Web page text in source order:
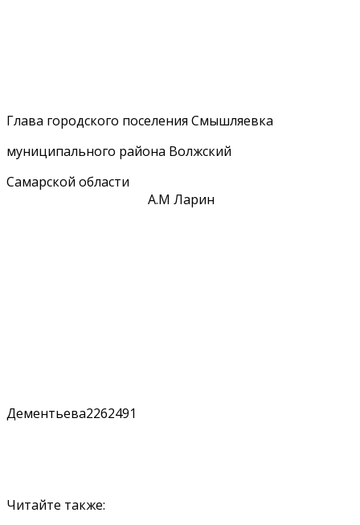
Глава городского поселения Смышляевка
муниципального района Волжский
Самарской области
А.М Ларин
Дементьева2262491
Читайте также: